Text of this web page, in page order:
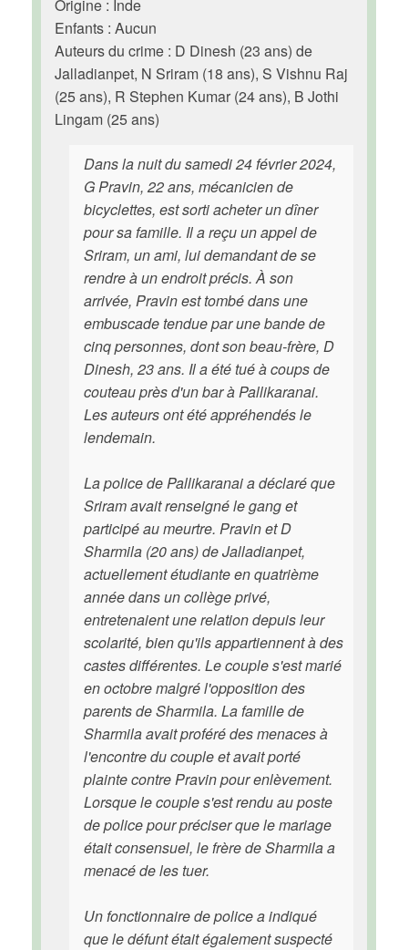
Origine : Inde
Enfants : Aucun
Auteurs du crime : D Dinesh (23 ans) de
Jalladianpet, N Sriram (18 ans), S Vishnu Raj
(25 ans), R Stephen Kumar (24 ans), B Jothi
Lingam (25 ans)
Dans la nuit du samedi 24 février 2024,
G Pravin, 22 ans, mécanicien de
bicyclettes, est sorti acheter un dîner
pour sa famille. Il a reçu un appel de
Sriram, un ami, lui demandant de se
rendre à un endroit précis. À son
arrivée, Pravin est tombé dans une
embuscade tendue par une bande de
cinq personnes, dont son beau-frère, D
Dinesh, 23 ans. Il a été tué à coups de
couteau près d'un bar à Pallikaranai.
Les auteurs ont été appréhendés le
lendemain.
La police de Pallikaranai a déclaré que
Sriram avait renseigné le gang et
participé au meurtre. Pravin et D
Sharmila (20 ans) de Jalladianpet,
actuellement étudiante en quatrième
année dans un collège privé,
entretenaient une relation depuis leur
scolarité, bien qu'ils appartiennent à des
castes différentes. Le couple s'est marié
en octobre malgré l'opposition des
parents de Sharmila. La famille de
Sharmila avait proféré des menaces à
l'encontre du couple et avait porté
plainte contre Pravin pour enlèvement.
Lorsque le couple s'est rendu au poste
de police pour préciser que le mariage
était consensuel, le frère de Sharmila a
menacé de les tuer.
Un fonctionnaire de police a indiqué
que le défunt était également suspecté